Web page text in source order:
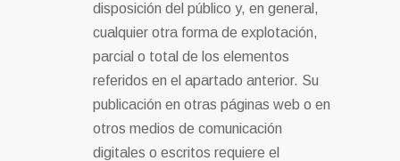
disposición del público y, en general,
cualquier otra forma de explotación,
parcial o total de los elementos
referidos en el apartado anterior. Su
publicación en otras páginas web o en
otros medios de comunicación
digitales o escritos requiere el